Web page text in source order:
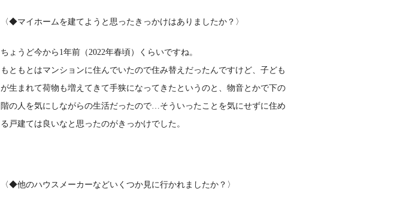
〈◆マイホームを建てようと思ったきっかけはありましたか？〉
ちょうど今から1年前（2022年春頃）くらいですね。
もともとはマンションに住んでいたので住み替えだったんですけど、子ども
が生まれて荷物も増えてきて手狭になってきたというのと、物音とかで下の
階の人を気にしながらの生活だったので…そういったことを気にせずに住め
る戸建ては良いなと思ったのがきっかけでした。
〈◆他のハウスメーカーなどいくつか見に行かれましたか？〉